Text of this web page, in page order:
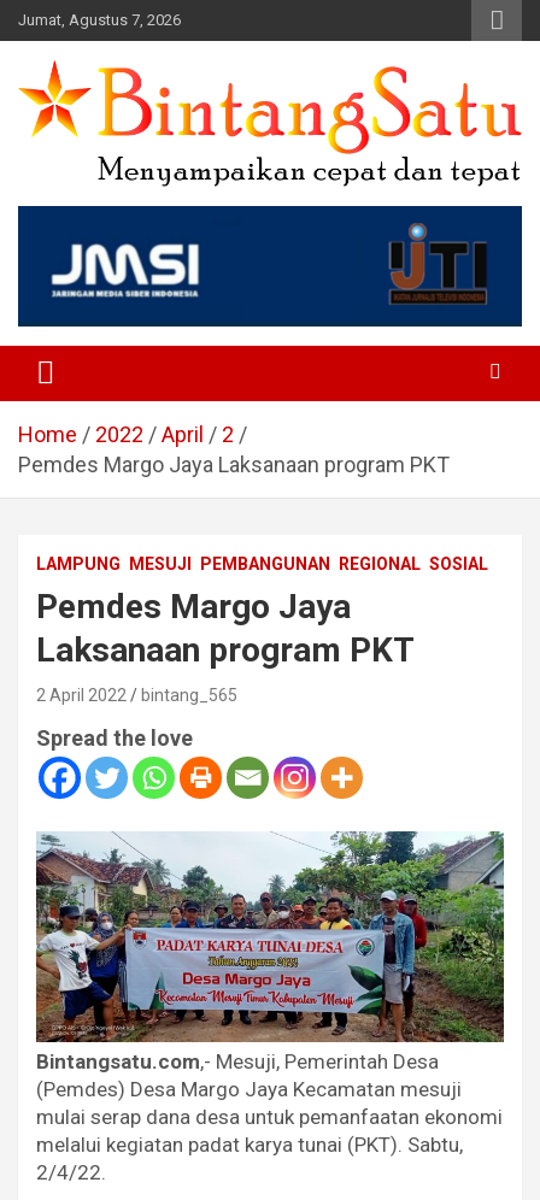
Skip
to
content
Jumat, Agustus 7, 2026
Portal Berita Nasional dan
Regional
Home 2022 April
2
Pemdes Margo Jaya Laksanaan program PKT
LAMPUNG MESUJI PEMBANGUNAN REGIONAL SOSIAL
Pemdes Margo Jaya
Laksanaan program PKT
2 April 2022 bintang_565
Spread the love
Bintangsatu.com,- Mesuji, Pemerintah Desa
(Pemdes) Desa Margo Jaya Kecamatan mesuji
mulai serap dana desa untuk pemanfaatan ekonomi
melalui kegiatan padat karya tunai (PKT). Sabtu,
2/4/22.